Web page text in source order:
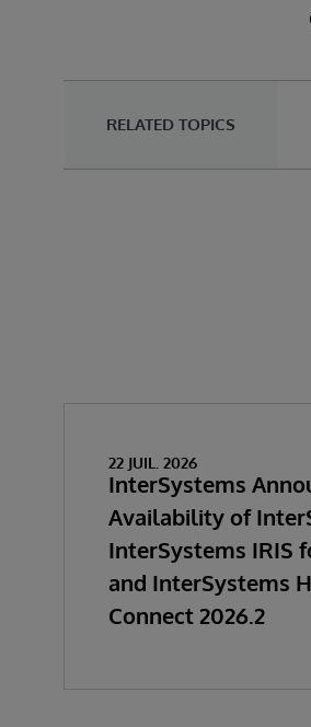
RELATED TOPICS
22 JUIL. 2026
InterSystems
Availability of
InterSystems IRIS
and InterSystems
Connect 2026.2